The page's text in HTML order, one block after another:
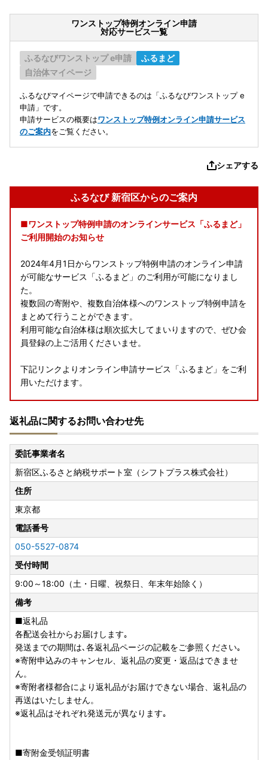
ワンストップ特例オンライン申請
対応サービス一覧
ふるなびワンストップ e申請
ふるまど
自治体マイページ
ふるなびマイページで申請できるのは「ふるなびワンストップ e
申請」です。
申請サービスの概要はワンストップ特例オンライン申請サービス
のご案内をご覧ください。
シェアする
ふるなび 新宿区からのご案内
■ワンストップ特例申請のオンラインサービス「ふるまど」
ご利用開始のお知らせ
2024年4月1日からワンストップ特例申請のオンライン申請
が可能なサービス「ふるまど」のご利用が可能になりまし
た。
複数回の寄附や、複数自治体様へのワンストップ特例申請を
まとめて行うことができます。
利用可能な自治体様は順次拡大してまいりますので、ぜひ会
員登録の上ご活用くださいませ。
下記リンクよりオンライン申請サービス「ふるまど」をご利
用いただけます。
サービスのご案内URL
ログインURL
※利用可能自治体の一覧はコチラ
【ご利用手順】---------------------------
1.公的個人認証アプリ「IAM（アイアム）」をインストール
2.「ふるまど」に新規アカウント登録
3.寄附情報を登録
4.ワンストップ特例申請を実施
※複数の寄附登録後は、まとめてワンストップ特例申請が可
能です。
5.マイナンバーカードで暗証番号を入力
6.申請完了
-----------------------------------------
※ワンストップ特例申請の受付後、ご登録のメールアドレス
宛へ受付完了のご案内をさせていただきます。紙での受付書
の送付は行っておりません。ご了承ください。
お問合せ等ございましたら、下記メールアドレスまでご連絡
[お問合せ先] support@shinjuku.furusato-lg.jp
返礼品に関するお問い合わせ先
委託事業者名
新宿区ふるさと納税サポート室（シフトプラス株式会社）
住所
東京都
電話番号
050-5527-0874
受付時間
9:00～18:00（土・日曜、祝祭日、年末年始除く）
備考
■返礼品
各配送会社からお届けします｡
発送までの期間は､各返礼品ページの記載をご参照ください｡
※寄附申込みのキャンセル、返礼品の変更・返品はできませ
ん。
※寄附者様都合により返礼品がお届けできない場合、返礼品の
再送はいたしません。
※返礼品はそれぞれ発送元が異なります｡
■寄附金受領証明書